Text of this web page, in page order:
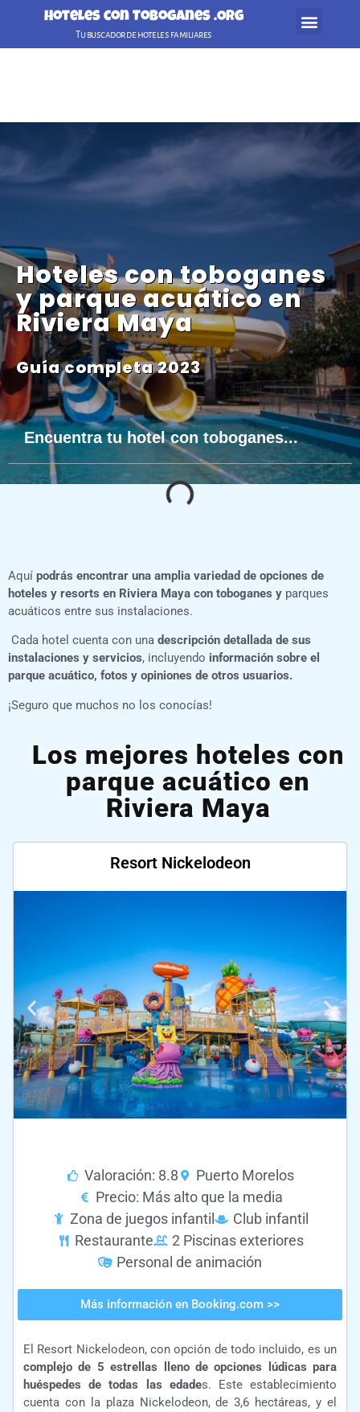
Hoteles con Toboganes .ORG
Tu buscador de hoteles familiares
Hoteles con toboganes
y parque acuático en
Riviera Maya
Guía completa 2023
Encuentra tu hotel con toboganes...
Aquí podrás encontrar una amplia variedad de opciones de
hoteles y resorts en Riviera Maya con toboganes y parques
acuáticos entre sus instalaciones.
Cada hotel cuenta con una descripción detallada de sus
instalaciones y servicios, incluyendo información sobre el
parque acuático, fotos y opiniones de otros usuarios.
¡Seguro que muchos no los conocías!
Los mejores hoteles con
parque acuático en
Riviera Maya
Resort Nickelodeon
Valoración: 8.8
Puerto Morelos
Precio: Más alto que la media
Zona de juegos infantil
Club infantil
Restaurante
2 Piscinas exteriores
Personal de animación
Más información en Booking.com >>
El Resort Nickelodeon, con opción de todo incluido, es un
complejo de 5 estrellas lleno de opciones lúdicas para
huéspedes de todas las edades. Este establecimiento
cuenta con la plaza Nickelodeon, de 3,6 hectáreas, y el